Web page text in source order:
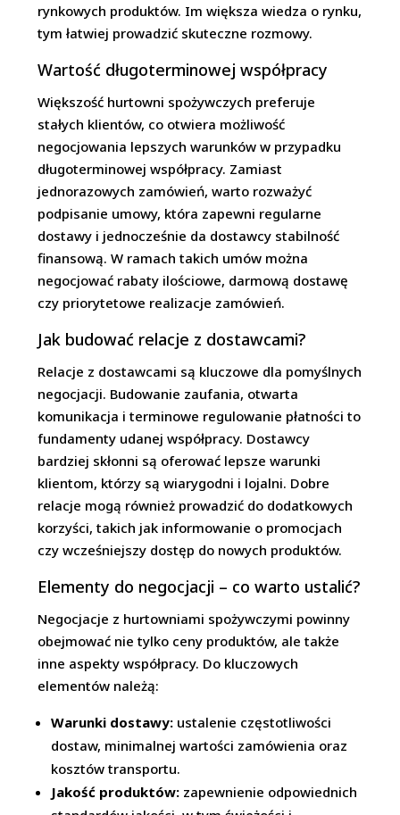
rynkowych produktów. Im większa wiedza o rynku,
tym łatwiej prowadzić skuteczne rozmowy.
Wartość długoterminowej współpracy
Większość hurtowni spożywczych preferuje
stałych klientów, co otwiera możliwość
negocjowania lepszych warunków w przypadku
długoterminowej współpracy. Zamiast
jednorazowych zamówień, warto rozważyć
podpisanie umowy, która zapewni regularne
dostawy i jednocześnie da dostawcy stabilność
finansową. W ramach takich umów można
negocjować rabaty ilościowe, darmową dostawę
czy priorytetowe realizacje zamówień.
Jak budować relacje z dostawcami?
Relacje z dostawcami są kluczowe dla pomyślnych
negocjacji. Budowanie zaufania, otwarta
komunikacja i terminowe regulowanie płatności to
fundamenty udanej współpracy. Dostawcy
bardziej skłonni są oferować lepsze warunki
klientom, którzy są wiarygodni i lojalni. Dobre
relacje mogą również prowadzić do dodatkowych
korzyści, takich jak informowanie o promocjach
czy wcześniejszy dostęp do nowych produktów.
Elementy do negocjacji – co warto ustalić?
Negocjacje z hurtowniami spożywczymi powinny
obejmować nie tylko ceny produktów, ale także
inne aspekty współpracy. Do kluczowych
elementów należą:
Warunki dostawy: ustalenie częstotliwości
dostaw, minimalnej wartości zamówienia oraz
kosztów transportu.
Jakość produktów: zapewnienie odpowiednich